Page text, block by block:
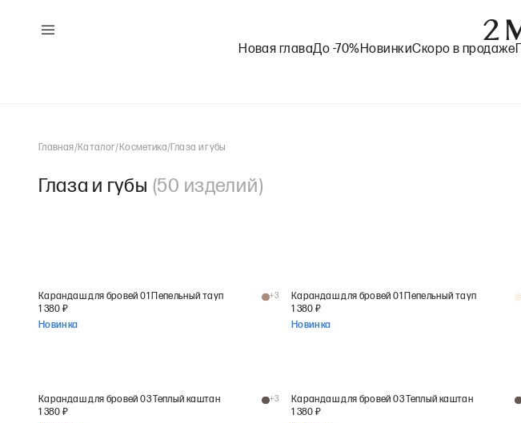
Новая главаДо -70%НовинкиСкоро в продаже
Главная/Каталог/Косметика/ Глаза и губы
Глаза и губы (50 изделий)
Карандаш для бровей 01 Пепельный тауп
1 380 ₽
Новинка
+3
Карандаш для бровей 01 Пепельный тауп
1 380 ₽
Новинка
Карандаш для бровей 03 Теплый каштан
1 380 ₽
+3
Карандаш для бровей 03 Теплый каштан
1 380 ₽